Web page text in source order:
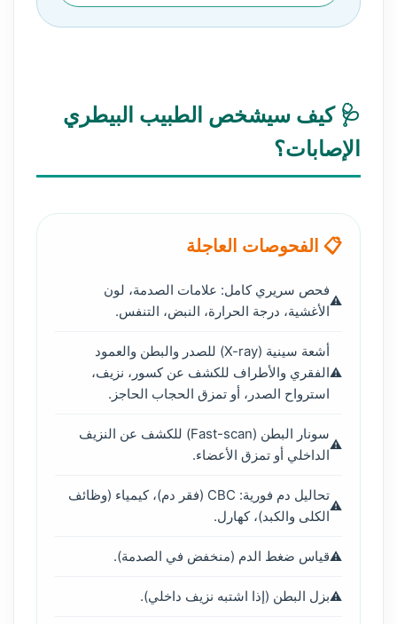
🩺 كيف سيشخص الطبيب البيطري
الإصابات؟
📋 الفحوصات العاجلة
فحص سريري كامل: علامات الصدمة، لون
الأغشية، درجة الحرارة، النبض، التنفس.
أشعة سينية (X-ray) للصدر والبطن والعمود
الفقري والأطراف للكشف عن كسور، نزيف،
استرواح الصدر، أو تمزق الحجاب الحاجز.
سونار البطن (Fast-scan) للكشف عن النزيف
الداخلي أو تمزق الأعضاء.
تحاليل دم فورية: CBC (فقر دم)، كيمياء (وظائف
الكلى والكبد)، كهارل.
قياس ضغط الدم (منخفض في الصدمة).
بزل البطن (إذا اشتبه نزيف داخلي).